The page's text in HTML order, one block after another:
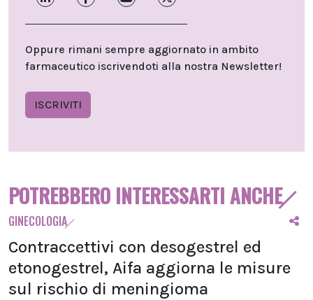
Oppure rimani sempre aggiornato in ambito
farmaceutico iscrivendoti alla nostra Newsletter!
ISCRIVITI
POTREBBERO INTERESSARTI ANCHE
GINECOLOGIA
Contraccettivi con desogestrel ed
etonogestrel, Aifa aggiorna le misure
sul rischio di meningioma